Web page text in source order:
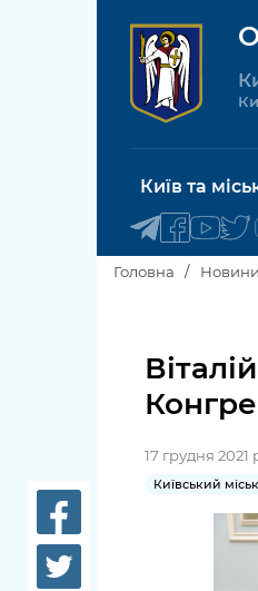
Київ та
Головна Новини
17 грудня 2021
Київський